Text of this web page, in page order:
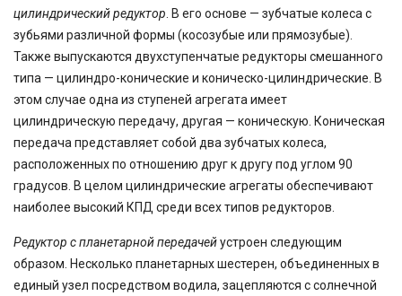
цилиндрический редуктор . В его основе — зубчатые колеса с
зубьями различной формы (косозубые или прямозубые).
Также выпускаются двухступенчатые редукторы смешанного
типа — цилиндро-конические и коническо-цилиндрические. В
этом случае одна из ступеней агрегата имеет
цилиндрическую передачу, другая — коническую. Коническая
передача представляет собой два зубчатых колеса,
расположенных по отношению друг к другу под углом 90
градусов. В целом цилиндрические агрегаты обеспечивают
наиболее высокий КПД среди всех типов редукторов.
Редуктор с планетарной передачейустроен следующим
образом. Несколько планетарных шестерен, объединенных в
единый узел посредством водила, зацепляются с солнечной